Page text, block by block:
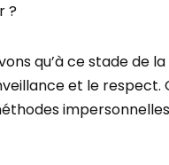
?
qu’à ce stade de
et le respect.